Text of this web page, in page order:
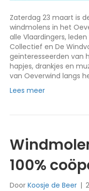
Zaterdag 23 maart is
windmolens in het
alle Vlaardingers,
Collectief en De
geïnteresseerden van
hapjes, drankjes en
van Oeverwind langs
Lees meer
100%
Door Koosje de Beer |